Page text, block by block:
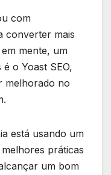
com
converter mais
mente, um
o Yoast SEO,
melhorado no
está usando um
práticas
um bom